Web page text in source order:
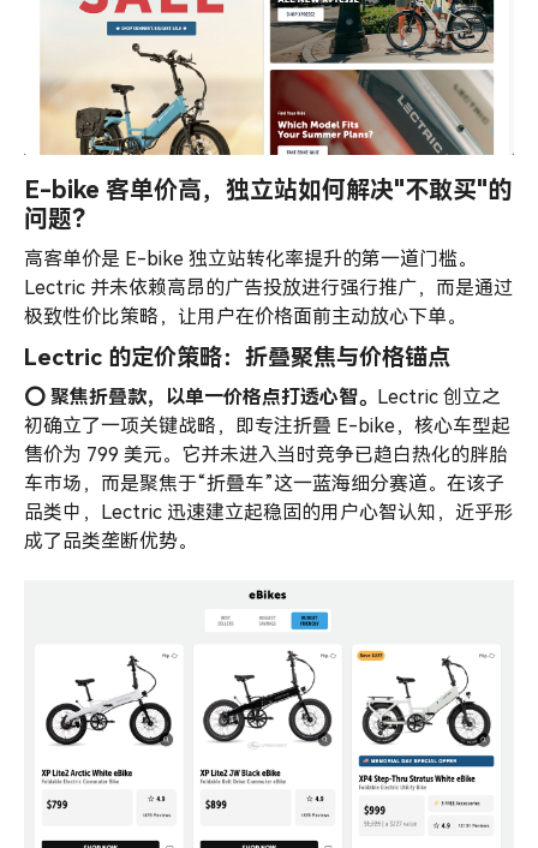
E-bike 客单价高，独立站如何解决"不敢买"的
问题？
高客单价是 E-bike 独立站转化率提升的第一道门槛。
Lectric 并未依赖高昂的广告投放进行强行推广，而是通过
极致性价比策略，让用户在价格面前主动放心下单。
Lectric 的定价策略：折叠聚焦与价格锚点
⭕️ 聚焦折叠款，以单一价格点打透心智。 Lectric 创立之
初确立了一项关键战略，即专注折叠 E-bike，核心车型起
售价为 799 美元。它并未进入当时竞争已趋白热化的胖胎
车市场，而是聚焦于“折叠车”这一蓝海细分赛道。在该子
品类中，Lectric 迅速建立起稳固的用户心智认知，近乎形
成了品类垄断优势。